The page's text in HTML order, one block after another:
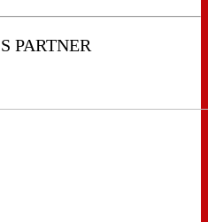
PARTNER